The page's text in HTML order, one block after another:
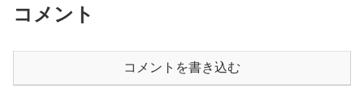
コメント
コメントを書き込む